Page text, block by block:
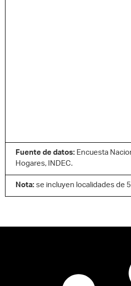
Fuente de datos: Encuesta
Hogares, INDEC.
Nota: se incluyen localidades de